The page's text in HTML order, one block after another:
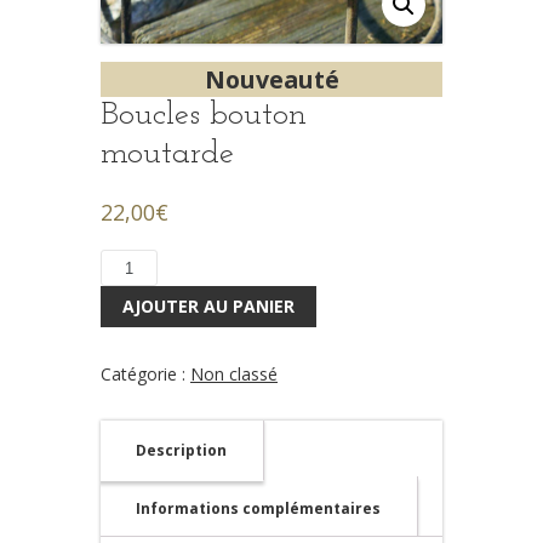
Nouveauté
Boucles bouton
moutarde
22,00€
quantité
Boucles
moutarde
AJOUTER AU PANIER
Catégorie : Non classé
Description
Informations complémentaires